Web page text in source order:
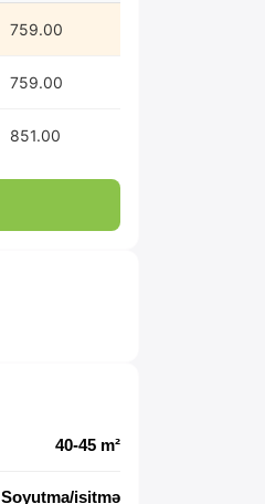
759.00
759.00
851.00
40-45 m²
Soyutma/isitmə